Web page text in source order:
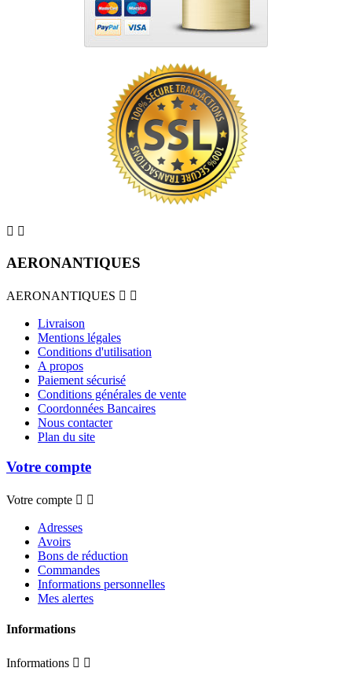
 
AERONANTIQUES
AERONANTIQUES  
Livraison
Mentions légales
Conditions d'utilisation
A propos
Paiement sécurisé
Conditions générales de vente
Coordonnées Bancaires
Nous contacter
Plan du site
Votre compte
Votre compte  
Adresses
Avoirs
Bons de réduction
Commandes
Informations personnelles
Mes alertes
Informations
Informations  